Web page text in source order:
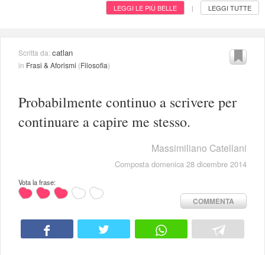
LEGGI LE PIÙ BELLE | LEGGI TUTTE
Scritta da:catlan
in Frasi & Aforismi (Filosofia)
Probabilmente continuo a scrivere per
continuare a capire me stesso.
Massimiliano Catellani
Composta domenica 28 dicembre 2014
Vota la frase:
COMMENTA